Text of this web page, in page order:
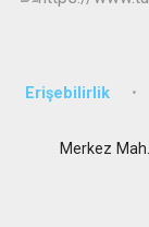
Erişebilirlik
Merkez